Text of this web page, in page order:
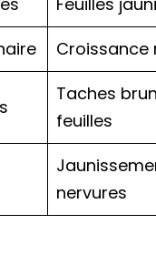
Croissance
Taches
feuilles
nervures